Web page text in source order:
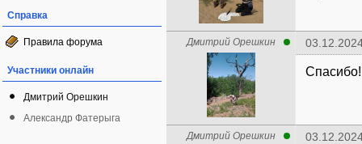
Справка
Правила форума
Участники онлайн
Дмитрий Орешкин
Александр Фатерыга
Дмитрий Орешкин
Спасибо!
Дмитрий Орешкин